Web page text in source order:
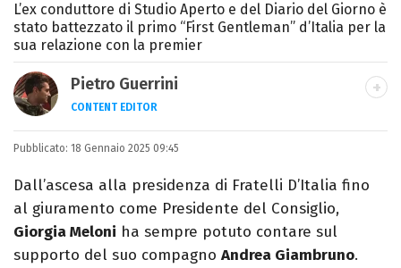
L’ex conduttore di Studio Aperto e del Diario del Giorno è
stato battezzato il primo “First Gentleman” d’Italia per la
sua relazione con la premier
Pietro Guerrini
CONTENT EDITOR
Laurea in Lettere, smania di viaggi e
Pixar).
Pubblicato: 18 Gennaio 2025 09:45
Dall’ascesa alla presidenza di Fratelli D’Italia fino
al giuramento come Presidente del Consiglio,
Giorgia Meloni ha sempre potuto contare sul
supporto del suo compagno Andrea Giambruno.